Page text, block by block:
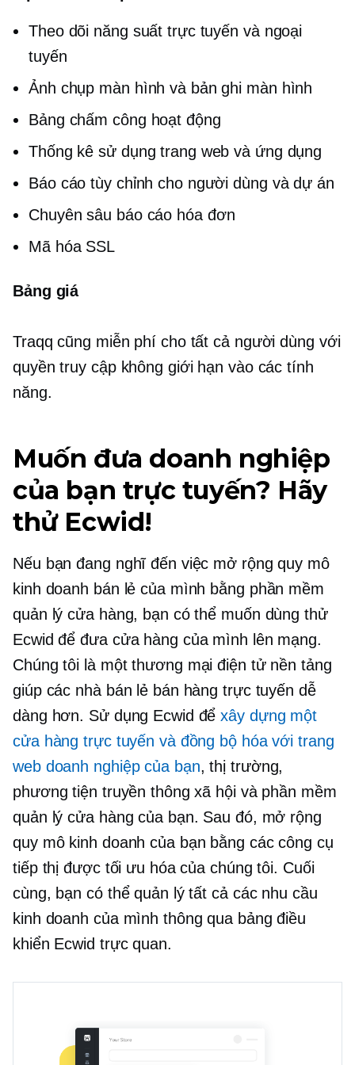
Theo dõi năng suất trực tuyến và ngoại
tuyến
Ảnh chụp màn hình và bản ghi màn hình
Bảng chấm công hoạt động
Thống kê sử dụng trang web và ứng dụng
Báo cáo tùy chỉnh cho người dùng và dự án
Chuyên sâu báo cáo hóa đơn
Mã hóa SSL
Bảng giá
Traqq cũng miễn phí cho tất cả người dùng với
quyền truy cập không giới hạn vào các tính
năng.
Muốn đưa doanh nghiệp
của bạn trực tuyến? Hãy
thử Ecwid!
Nếu bạn đang nghĩ đến việc mở rộng quy mô
kinh doanh bán lẻ của mình bằng phần mềm
quản lý cửa hàng, bạn có thể muốn dùng thử
Ecwid để đưa cửa hàng của mình lên mạng.
Chúng tôi là mộtthương mại điện tửnền tảng
giúp các nhà bán lẻ bán hàng trực tuyến dễ
dàng hơn. Sử dụng Ecwid đểxây dựng một
cửa hàng trực tuyến và đồng bộ hóa với trang
web doanh nghiệp của bạn, thị trường,
phương tiện truyền thông xã hội và phần mềm
quản lý cửa hàng của bạn. Sau đó, mở rộng
quy mô kinh doanh của bạn bằng các công cụ
tiếp thị được tối ưu hóa của chúng tôi. Cuối
cùng, bạn có thể quản lý tất cả các nhu cầu
kinh doanh của mình thông qua bảng điều
khiển Ecwid trực quan.